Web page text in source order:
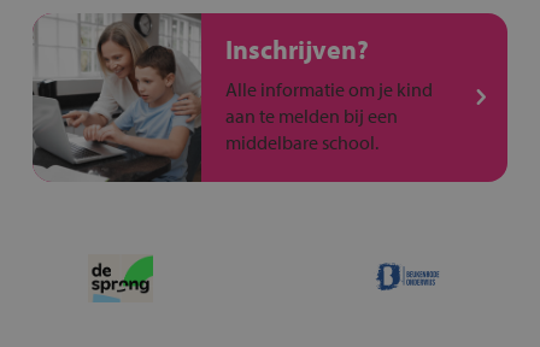
Inschrijven?
Alle informatie om je kind
aan te melden bij een
middelbare school.